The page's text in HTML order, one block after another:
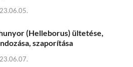
(Helleborus) ültetése,
szaporítása